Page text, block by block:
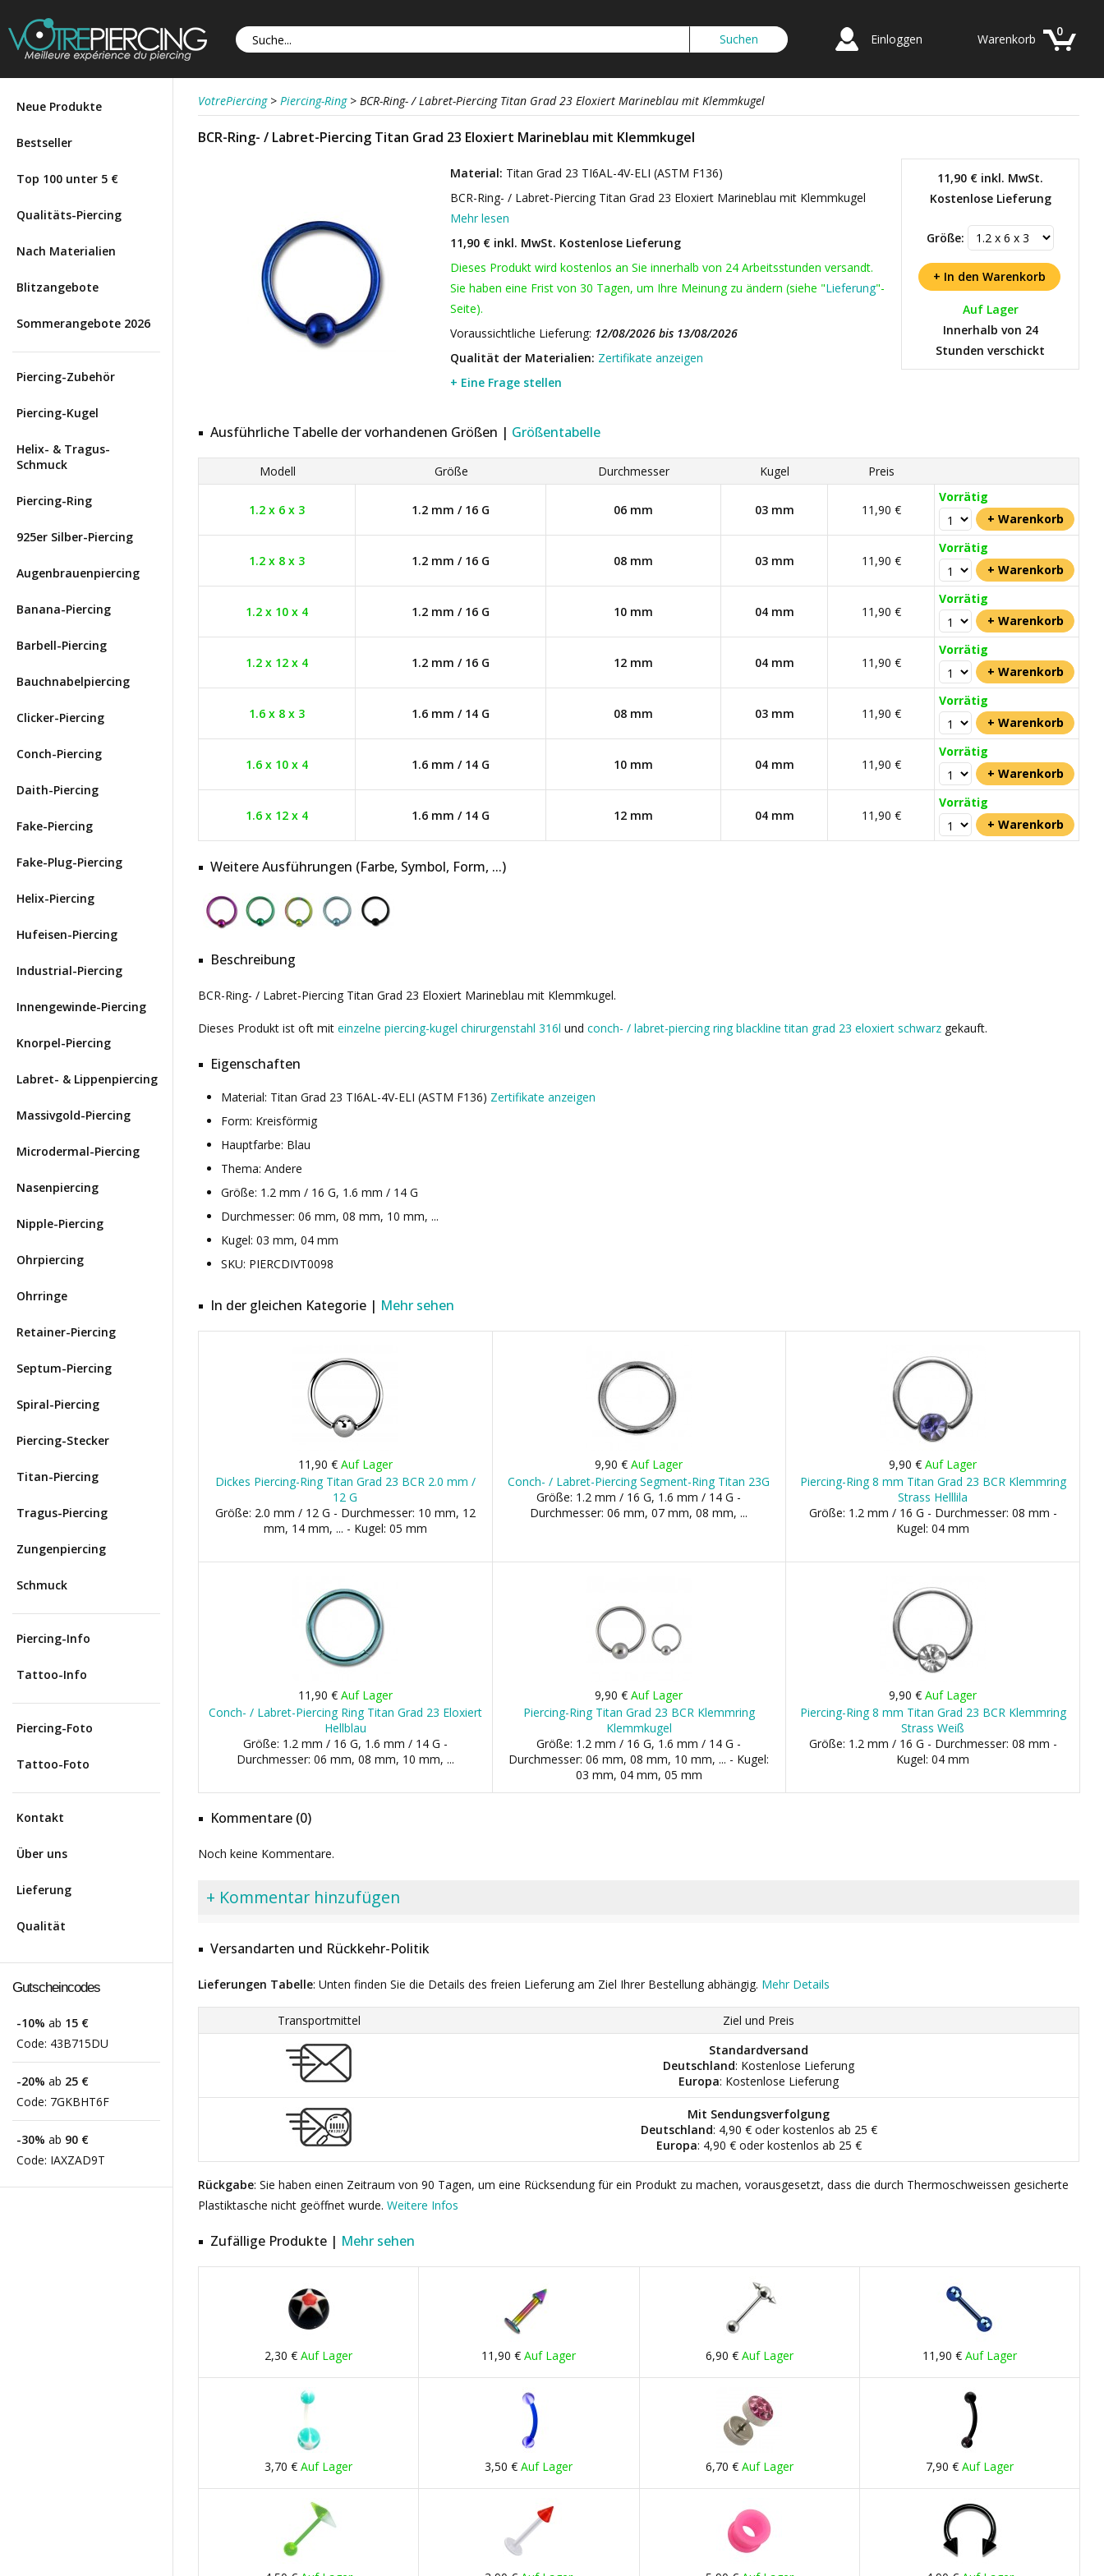
Einloggen
0
Warenkorb
Neue Produkte
Bestseller
Top 100 unter 5 €
Qualitäts-Piercing
Nach Materialien
Blitzangebote
Sommerangebote 2026
Piercing-Zubehör
Piercing-Kugel
Helix- & Tragus-
Schmuck
Piercing-Ring
925er Silber-Piercing
Augenbrauenpiercing
Banana-Piercing
Barbell-Piercing
Bauchnabelpiercing
Clicker-Piercing
Conch-Piercing
Daith-Piercing
Fake-Piercing
Fake-Plug-Piercing
Helix-Piercing
Hufeisen-Piercing
Industrial-Piercing
Innengewinde-Piercing
Knorpel-Piercing
Labret- & Lippenpiercing
Massivgold-Piercing
Microdermal-Piercing
Nasenpiercing
Nipple-Piercing
Ohrpiercing
Ohrringe
Retainer-Piercing
Septum-Piercing
Spiral-Piercing
Piercing-Stecker
Titan-Piercing
Tragus-Piercing
Zungenpiercing
Schmuck
Piercing-Info
Tattoo-Info
Piercing-Foto
Tattoo-Foto
Kontakt
Über uns
Lieferung
Qualität
Gutscheincodes
-10% ab 15 €
Code: 43B715DU
-20% ab 25 €
Code: 7GKBHT6F
-30% ab 90 €
Code: IAXZAD9T
VotrePiercing > Piercing-Ring > BCR-Ring- / Labret-Piercing Titan Grad 23 Eloxiert Marineblau mit Klemmkugel
BCR-Ring- / Labret-Piercing Titan Grad 23 Eloxiert Marineblau mit Klemmkugel
11,90 € inkl. MwSt.
Kostenlose Lieferung
Größe:
Auf Lager
Innerhalb von 24
Stunden verschickt
Material: Titan Grad 23 TI6AL-4V-ELI (ASTM F136)
BCR-Ring- / Labret-Piercing Titan Grad 23 Eloxiert Marineblau mit Klemmkugel
Mehr lesen
11,90 € inkl. MwSt. Kostenlose Lieferung
Dieses Produkt wird kostenlos an Sie innerhalb von 24 Arbeitsstunden versandt.
Sie haben eine Frist von 30 Tagen, um Ihre Meinung zu ändern (siehe "Lieferung"-
Seite).
Voraussichtliche Lieferung: 12/08/2026 bis 13/08/2026
Qualität der Materialien: Zertifikate anzeigen
+ Eine Frage stellen
Ausführliche Tabelle der vorhandenen Größen | Größentabelle
Modell Größe Durchmesser Kugel Preis
1.2 x 6 x 3 1.2 mm / 16 G 06 mm 03 mm 11,90 €
Vorrätig
1.2 x 8 x 3 1.2 mm / 16 G 08 mm 03 mm 11,90 €
Vorrätig
1.2 x 10 x 4 1.2 mm / 16 G 10 mm 04 mm 11,90 €
Vorrätig
1.2 x 12 x 4 1.2 mm / 16 G 12 mm 04 mm 11,90 €
Vorrätig
1.6 x 8 x 3 1.6 mm / 14 G 08 mm 03 mm 11,90 €
Vorrätig
1.6 x 10 x 4 1.6 mm / 14 G 10 mm 04 mm 11,90 €
Vorrätig
1.6 x 12 x 4 1.6 mm / 14 G 12 mm 04 mm 11,90 €
Vorrätig
Weitere Ausführungen (Farbe, Symbol, Form, ...)
Beschreibung
BCR-Ring- / Labret-Piercing Titan Grad 23 Eloxiert Marineblau mit Klemmkugel.
Dieses Produkt ist oft mit einzelne piercing-kugel chirurgenstahl 316l und conch- / labret-piercing ring blackline titan grad 23 eloxiert schwarz gekauft.
Eigenschaften
Material: Titan Grad 23 TI6AL-4V-ELI (ASTM F136) Zertifikate anzeigen
Form: Kreisförmig
Hauptfarbe: Blau
Thema: Andere
Größe: 1.2 mm / 16 G, 1.6 mm / 14 G
Durchmesser: 06 mm, 08 mm, 10 mm, ...
Kugel: 03 mm, 04 mm
SKU: PIERCDIVT0098
In der gleichen Kategorie | Mehr sehen
11,90 € Auf Lager
Dickes Piercing-Ring Titan Grad 23 BCR 2.0 mm /
12 G
Größe: 2.0 mm / 12 G - Durchmesser: 10 mm, 12
mm, 14 mm, ... - Kugel: 05 mm
9,90 €Auf Lager
Conch- / Labret-Piercing Segment-Ring Titan 23G
Größe: 1.2 mm / 16 G, 1.6 mm / 14 G -
Durchmesser: 06 mm, 07 mm, 08 mm, ...
9,90 €Auf Lager
Piercing-Ring 8 mm Titan Grad 23 BCR Klemmring
Strass Helllila
Größe: 1.2 mm / 16 G - Durchmesser: 08 mm -
Kugel: 04 mm
11,90 € Auf Lager
Conch- / Labret-Piercing Ring Titan Grad 23 Eloxiert
Hellblau
Größe: 1.2 mm / 16 G, 1.6 mm / 14 G -
Durchmesser: 06 mm, 08 mm, 10 mm, ...
9,90 €Auf Lager
Piercing-Ring Titan Grad 23 BCR Klemmring
Klemmkugel
Größe: 1.2 mm / 16 G, 1.6 mm / 14 G -
Durchmesser: 06 mm, 08 mm, 10 mm, ... - Kugel:
03 mm, 04 mm, 05 mm
9,90 €Auf Lager
Piercing-Ring 8 mm Titan Grad 23 BCR Klemmring
Strass Weiß
Größe: 1.2 mm / 16 G - Durchmesser: 08 mm -
Kugel: 04 mm
Kommentare (0)
Noch keine Kommentare.
+ Kommentar hinzufügen
Versandarten und Rückkehr-Politik
Lieferungen Tabelle: Unten finden Sie die Details des freien Lieferung am Ziel Ihrer Bestellung abhängig. Mehr Details
Transportmittel
Ziel und Preis
Standardversand
Deutschland: Kostenlose Lieferung
Europa: Kostenlose Lieferung
Mit Sendungsverfolgung
Deutschland: 4,90 € oder kostenlos ab 25 €
Europa: 4,90 € oder kostenlos ab 25 €
Rückgabe: Sie haben einen Zeitraum von 90 Tagen, um eine Rücksendung für ein Produkt zu machen, vorausgesetzt, dass die durch Thermoschweissen gesicherte
Plastiktasche nicht geöffnet wurde. Weitere Infos
Zufällige Produkte | Mehr sehen
2,30 €Auf Lager 11,90 €Auf Lager 6,90 € Auf Lager 11,90 € Auf Lager
3,70 €Auf Lager 3,50 €Auf Lager 6,70 € Auf Lager 7,90 € Auf Lager